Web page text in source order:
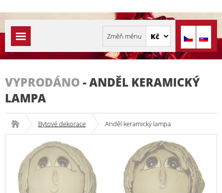
VYPRODÁNO -ANDĚL KERAMICKÝ
LAMPA
Bytové dekorace Anděl keramický lampa